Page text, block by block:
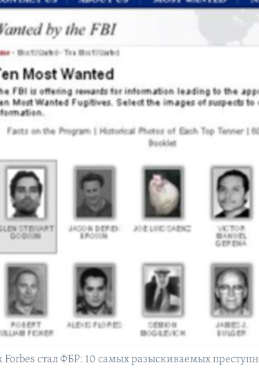
Forbes стал ФБР: 10 самых разыскиваемых